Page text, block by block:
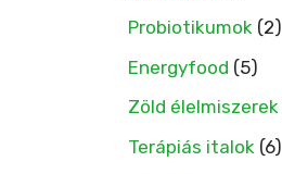
Probiotikumok (2)
Energyfood (5)
Zöld élelmiszerek
Terápiás italok (6)